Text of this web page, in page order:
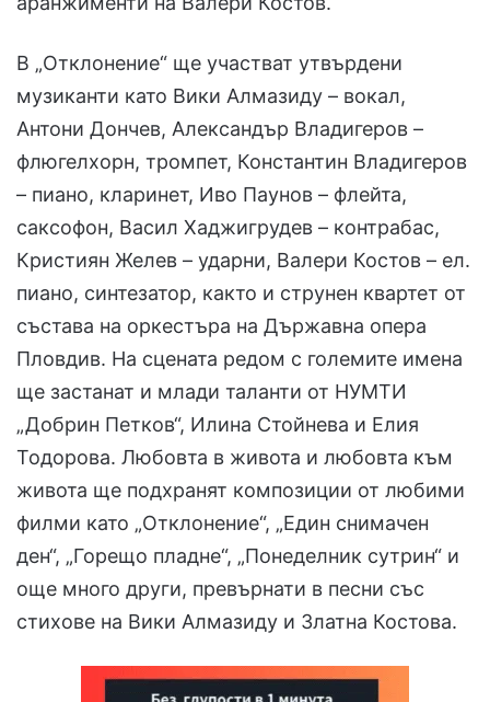
В „Отклонение“ ще участват утвърдени
музиканти като Вики Алмазиду – вокал,
Антони Дончев, Александър Владигеров –
флюгелхорн, тромпет, Константин Владигеров
– пиано, кларинет, Иво Паунов – флейта,
саксофон, Васил Хаджигрудев – контрабас,
Кристиян Желев – ударни, Валери Костов – ел.
пиано, синтезатор, както и струнен квартет от
състава на оркестъра на Държавна опера
Пловдив. На сцената редом с големите имена
ще застанат и млади таланти от НУМТИ
„Добрин Петков“, Илина Стойнева и Елия
Тодорова. Любовта в живота и любовта към
живота ще подхранят композиции от любими
филми като „Отклонение“, „Един снимачен
ден“, „Горещо пладне“, „Понеделник сутрин“ и
още много други, превърнати в песни със
стихове на Вики Алмазиду и Златна Костова.